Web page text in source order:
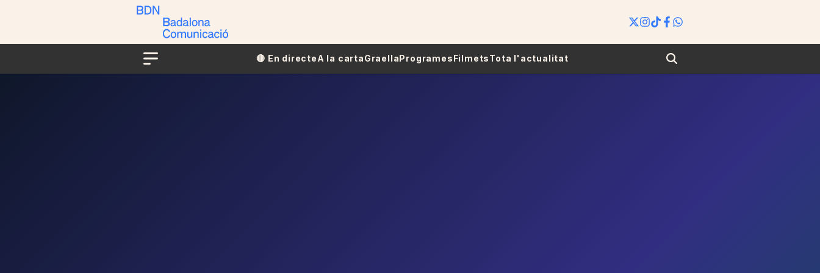
Menu
🔴​​ En directeA la cartaGraellaProgramesFilmetsTota l'actualitat Search